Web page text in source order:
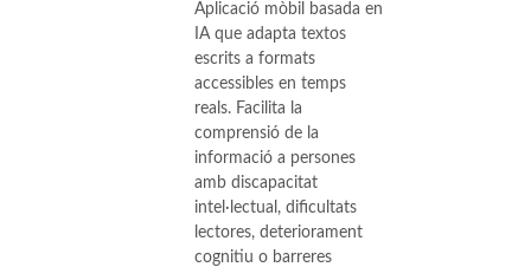
Aplicació mòbil basada en
IA que adapta textos
escrits a formats
accessibles en temps
reals. Facilita la
comprensió de la
informació a persones
amb discapacitat
intel·lectual, dificultats
lectores, deteriorament
cognitiu o barreres